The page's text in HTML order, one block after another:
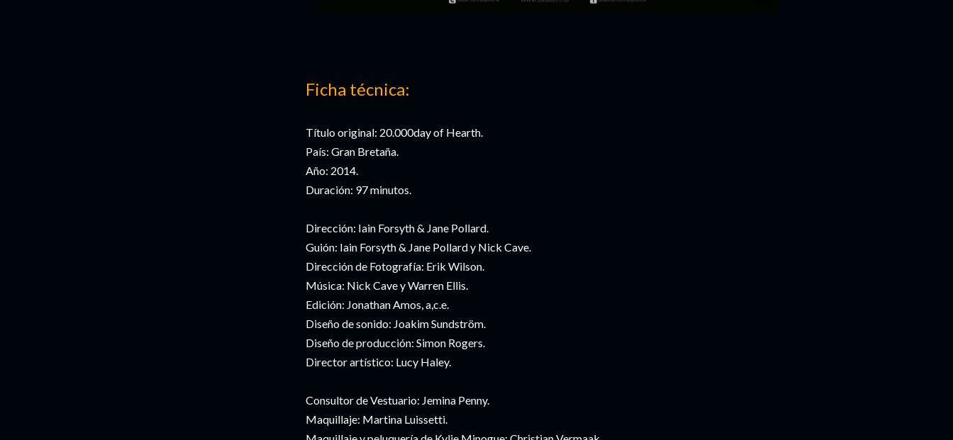
Ficha técnica:
Título original: 20.000day of Hearth.
País: Gran Bretaña.
Año: 2014.
Duración: 97 minutos.
Dirección: Iain Forsyth & Jane Pollard.
Guión: Iain Forsyth & Jane Pollard y Nick Cave.
Dirección de Fotografía: Erik Wilson.
Música: Nick Cave y Warren Ellis.
Edición: Jonathan Amos, a,c.e.
Diseño de sonido: Joakim Sundström.
Diseño de producción: Simon Rogers.
Director artístico: Lucy Haley.
Consultor de Vestuario: Jemina Penny.
Maquillaje: Martina Luissetti.